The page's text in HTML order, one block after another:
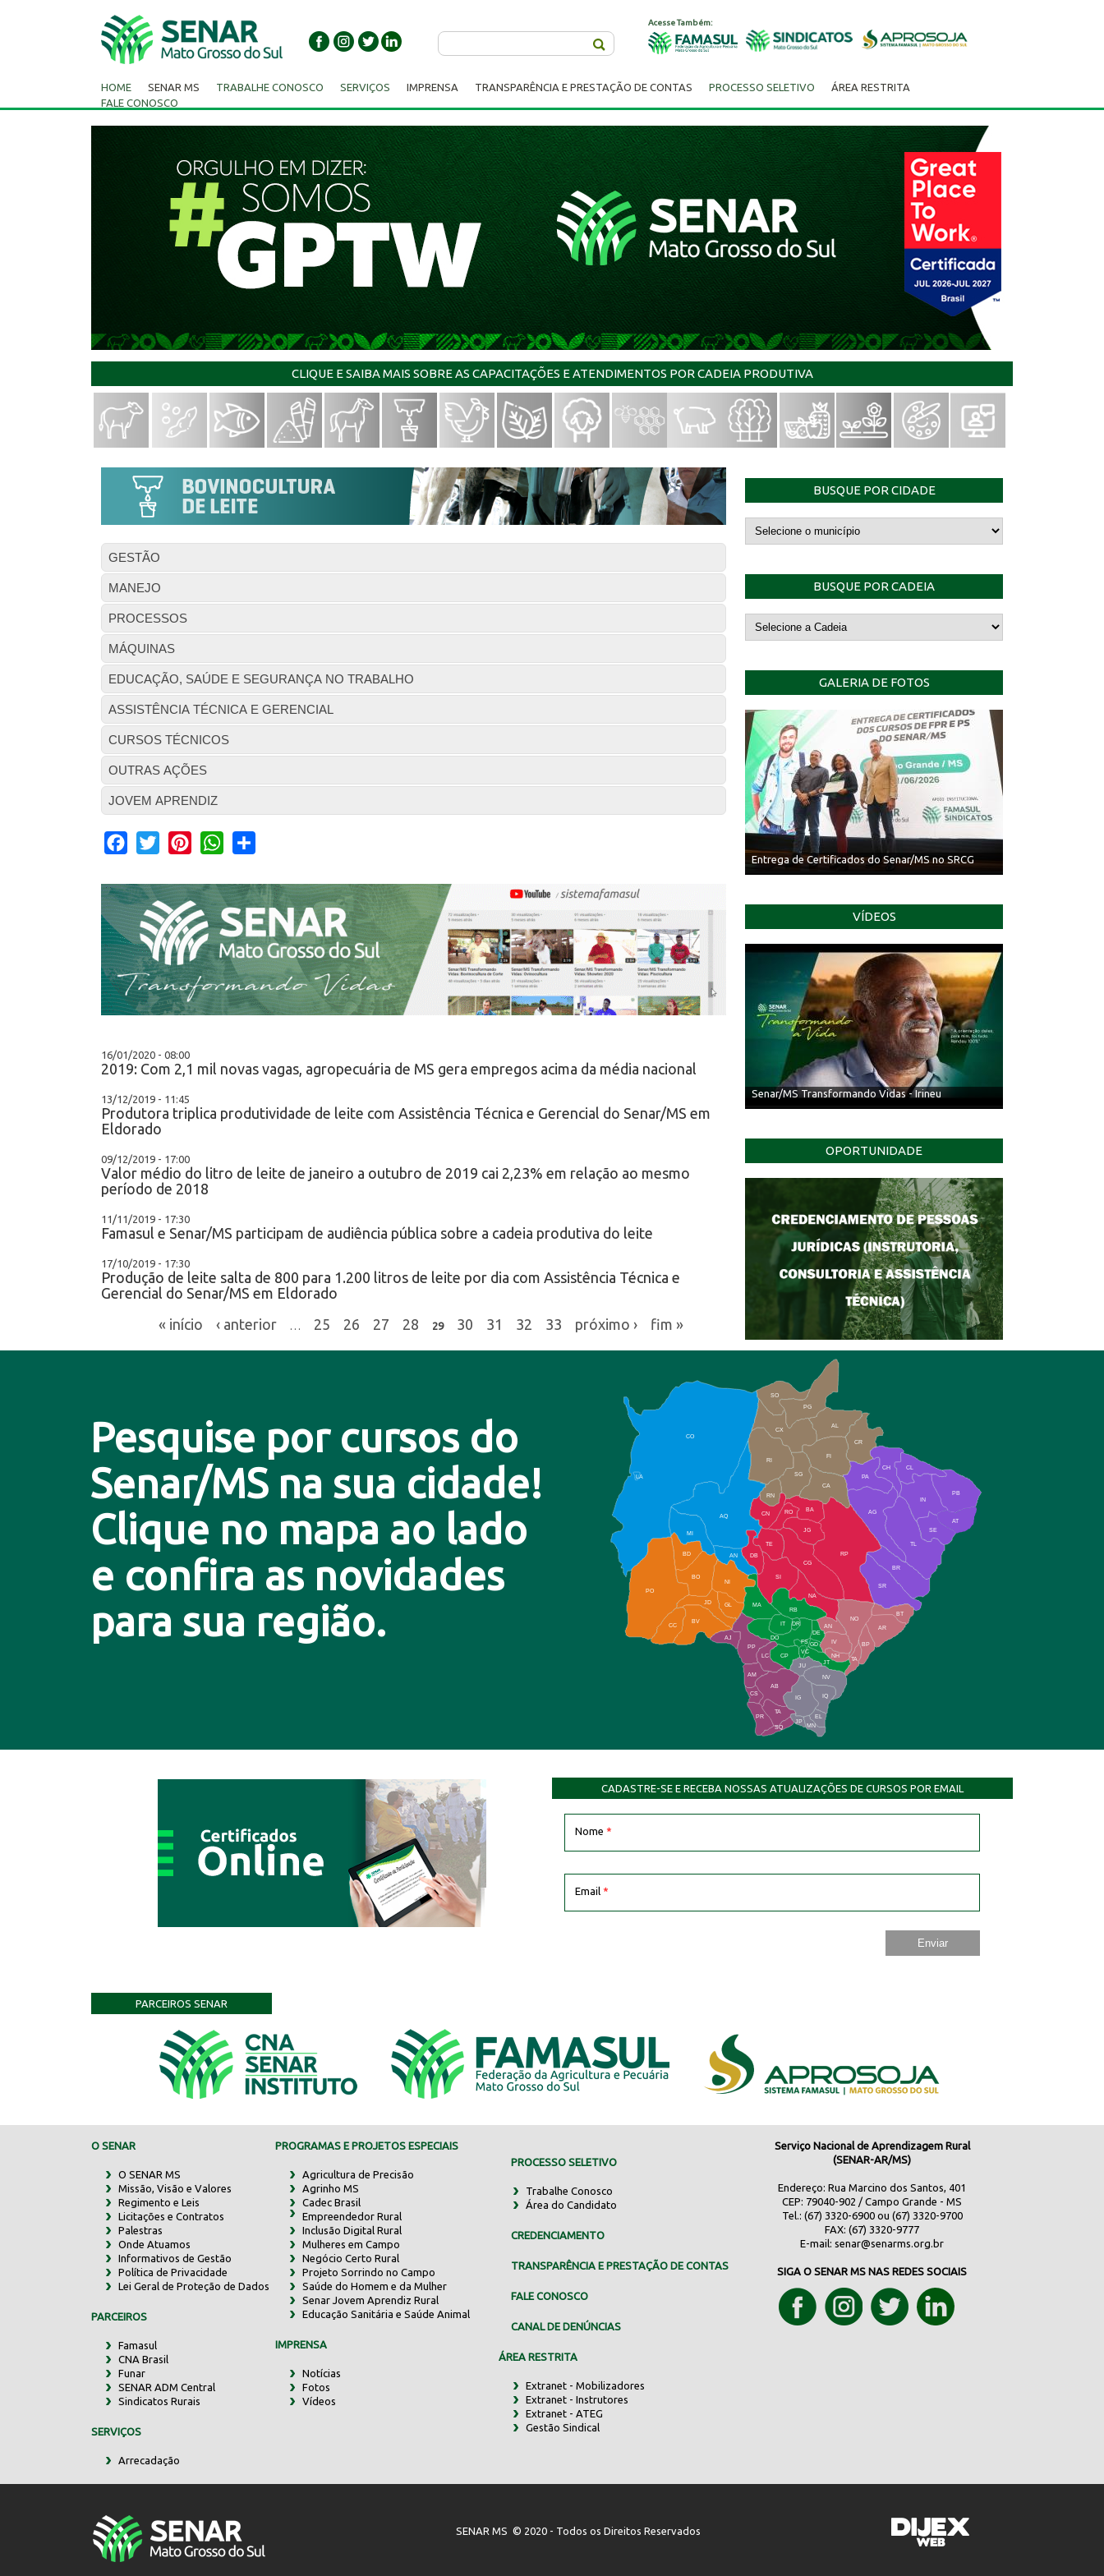
Acesse Também:
HOME SENAR MS TRABALHE CONOSCO SERVIÇOS IMPRENSA TRANSPARÊNCIA E PRESTAÇÃO DE CONTAS PROCESSO SELETIVO
ÁREA RESTRITA
FALE CONOSCO
CLIQUE E SAIBA MAIS SOBRE AS CAPACITAÇÕES E ATENDIMENTOS POR CADEIA PRODUTIVA
BUSQUE POR CIDADE
BUSQUE POR CADEIA
GALERIA DE FOTOS
Entrega de Certificados do Senar/MS no SRCG
VÍDEOS
Senar/MS Transformando Vidas - Irineu
OPORTUNIDADE
GESTÃO
MANEJO
PROCESSOS
MÁQUINAS
EDUCAÇÃO, SAÚDE E SEGURANÇA NO TRABALHO
ASSISTÊNCIA TÉCNICA E GERENCIAL
CURSOS TÉCNICOS
OUTRAS AÇÕES
JOVEM APRENDIZ
Facebook
Twitter PinterestWhatsApp
16/01/2020 - 08:00
2019: Com 2,1 mil novas vagas, agropecuária de MS gera empregos acima da média nacional
13/12/2019 - 11:45
Produtora triplica produtividade de leite com Assistência Técnica e Gerencial do Senar/MS em
Eldorado
09/12/2019 - 17:00
Valor médio do litro de leite de janeiro a outubro de 2019 cai 2,23% em relação ao mesmo
período de 2018
11/11/2019 - 17:30
Famasul e Senar/MS participam de audiência pública sobre a cadeia produtiva do leite
17/10/2019 - 17:30
Produção de leite salta de 800 para 1.200 litros de leite por dia com Assistência Técnica e
Gerencial do Senar/MS em Eldorado
« início
‹ anterior 25 26 27 28 29 30 31 32 33 próximo › fim »
Pesquise por cursos do
Senar/MS na sua cidade!
Clique no mapa ao lado
e confira as novidades
para sua região.
CO
AQ
MI
AN
CX
RI
AL
CR
FI
SG
BA
CA
PA
CH CL
PB
SE
TL
AG
BR
SR
BT
AR
RP
RO
JG
CG
SI
NA
TA
NH
JT
RB
MA
IT
DR
DO
CP
JU
NV
IQ
EL
BD
BO
NI
JD
PO
BV
CC
PP
AJ
LC
AM
AB
JP
DB
TE
CS
PR
TA
SQ
IG
MN
IN
NO
BP
RN
CN
GL
AN
IV
FS
VC
GD
DE
AT
PG
SO
LA
CADASTRE-SE E RECEBA NOSSAS ATUALIZAÇÕES DE CURSOS POR EMAIL
Nome *
Email *
PARCEIROS SENAR
O SENAR
O SENAR MS
Missão, Visão e Valores
Regimento e Leis
Licitações e Contratos
Palestras
Onde Atuamos
Informativos de Gestão
Política de Privacidade
Lei Geral de Proteção de Dados
PARCEIROS
Famasul
CNA Brasil
Funar
SENAR ADM Central
Sindicatos Rurais
SERVIÇOS
Arrecadação
PROGRAMAS E PROJETOS ESPECIAIS
Agricultura de Precisão
Agrinho MS
Cadec Brasil
Empreendedor Rural
Inclusão Digital Rural
Mulheres em Campo
Negócio Certo Rural
Projeto Sorrindo no Campo
Saúde do Homem e da Mulher
Senar Jovem Aprendiz Rural
Educação Sanitária e Saúde Animal
IMPRENSA
Notícias
Fotos
Vídeos
PROCESSO SELETIVO
Trabalhe Conosco
Área do Candidato
CREDENCIAMENTO
TRANSPARÊNCIA E PRESTAÇÃO DE CONTAS
FALE CONOSCO
CANAL DE DENÚNCIAS
ÁREA RESTRITA
Extranet - Mobilizadores
Extranet - Instrutores
Extranet - ATEG
Gestão Sindical
Serviço Nacional de Aprendizagem Rural
(SENAR-AR/MS)
Endereço: Rua Marcino dos Santos, 401
CEP: 79040-902 / Campo Grande - MS
Tel.: (67) 3320-6900 ou (67) 3320-9700
FAX: (67) 3320-9777
E-mail:senar@senarms.org.br
SIGA O SENAR MS NAS REDES SOCIAIS
SENAR MS © 2020 - Todos os Direitos Reservados